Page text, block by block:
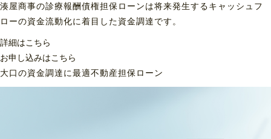
湊屋商事の診療報酬債権担保ローンは将来発生するキャッシュフ
ローの資金流動化に着目した資金調達です。
詳細はこちら
お申し込みはこちら
大口の資金調達に最適不動産担保ローン